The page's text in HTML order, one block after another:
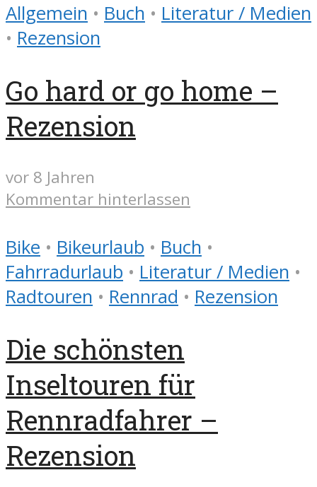
Allgemein • Buch • Literatur / Medien
• Rezension
Go hard or go home –
Rezension
vor 8 Jahren
Kommentar hinterlassen
Bike • Bikeurlaub • Buch •
Fahrradurlaub • Literatur / Medien •
Radtouren • Rennrad • Rezension
Die schönsten
Inseltouren für
Rennradfahrer –
Rezension